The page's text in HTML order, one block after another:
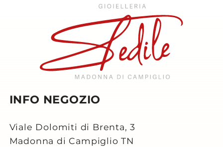
INFO NEGOZIO
Viale Dolomiti di Brenta, 3
Madonna di Campiglio TN